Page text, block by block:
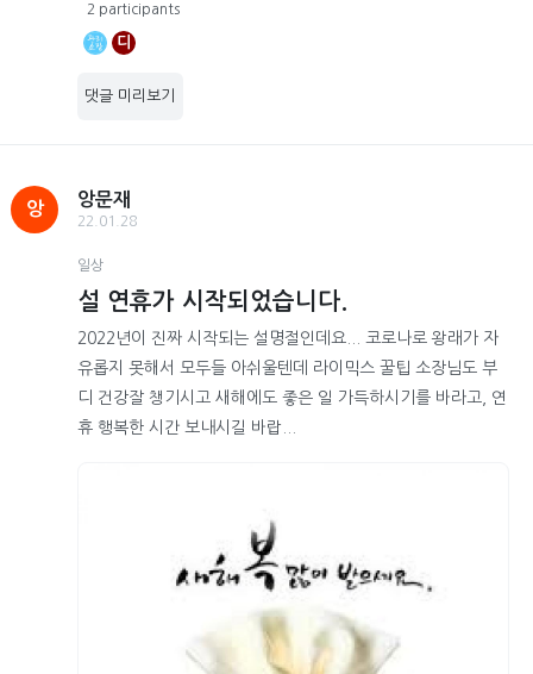
2 participants
디
댓글 미리보기
앙
앙문재
22.01.28
일상
설 연휴가 시작되었습니다.
2022년이 진짜 시작되는 설명절인데요... 코로나로 왕래가 자
유롭지 못해서 모두들 아쉬울텐데 라이믹스 꿀팁 소장님도 부
디 건강잘 챙기시고 새해에도 좋은 일 가득하시기를 바라고, 연
휴 행복한 시간 보내시길 바랍...